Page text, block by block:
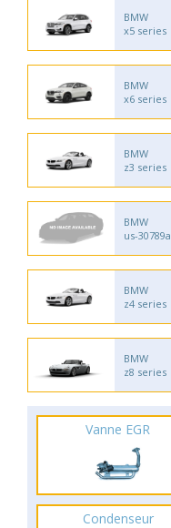
BMW
x5 series
BMW
x6 series
BMW
z3 series
BMW
us-30789a
BMW
z4 series
BMW
z8 series
Vanne EGR
Condenseur